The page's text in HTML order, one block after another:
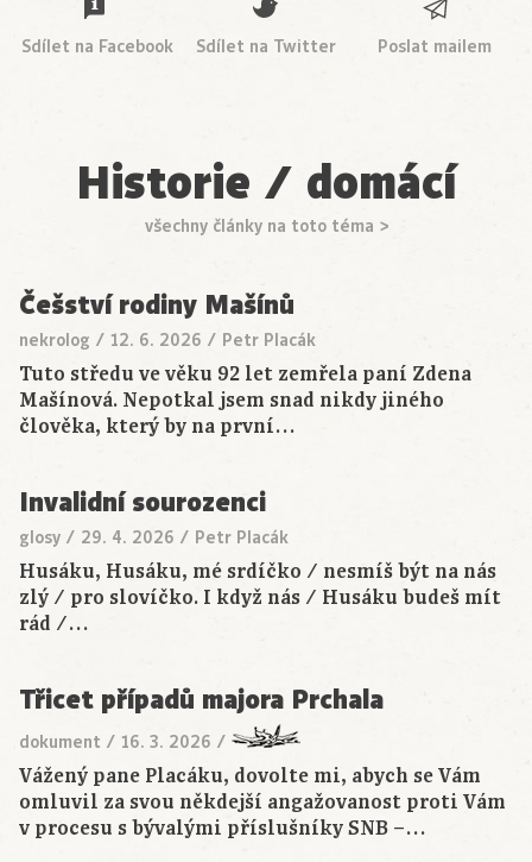
Sdílet na Facebook Sdílet na Twitter Poslat mailem
Historie / domácí
všechny články na toto téma >
Češství rodiny Mašínů
nekrolog / 12. 6. 2026 / Petr Placák
Tuto středu ve věku 92 let zemřela paní Zdena
Mašínová. Nepotkal jsem snad nikdy jiného
člověka, který by na první…
Invalidní sourozenci
glosy / 29. 4. 2026 / Petr Placák
Husáku, Husáku, mé srdíčko / nesmíš být na nás
zlý / pro slovíčko. I když nás / Husáku budeš mít
rád /…
Třicet případů majora Prchala
dokument / 16. 3. 2026 /
Vážený pane Placáku, dovolte mi, abych se Vám
omluvil za svou někdejší angažovanost proti Vám
v procesu s bývalými příslušníky SNB –…